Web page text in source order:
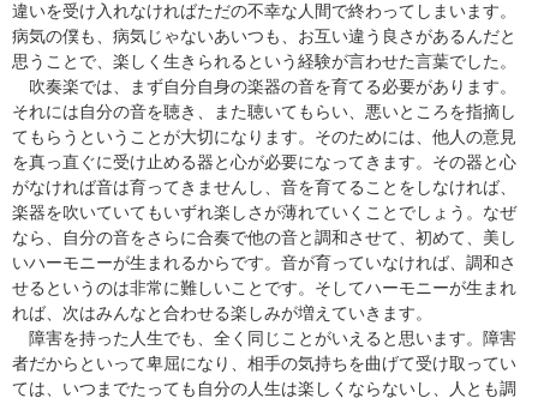
違いを受け入れなければただの不幸な人間で終わってしまいます。
病気の僕も、病気じゃないあいつも、お互い違う良さがあるんだと
思うことで、楽しく生きられるという経験が言わせた言葉でした。
吹奏楽では、まず自分自身の楽器の音を育てる必要があります。
それには自分の音を聴き、また聴いてもらい、悪いところを指摘し
てもらうということが大切になります。そのためには、他人の意見
を真っ直ぐに受け止める器と心が必要になってきます。その器と心
がなければ音は育ってきませんし、音を育てることをしなければ、
楽器を吹いていてもいずれ楽しさが薄れていくことでしょう。なぜ
なら、自分の音をさらに合奏で他の音と調和させて、初めて、美し
いハーモニーが生まれるからです。音が育っていなければ、調和さ
せるというのは非常に難しいことです。そしてハーモニーが生まれ
れば、次はみんなと合わせる楽しみが増えていきます。
障害を持った人生でも、全く同じことがいえると思います。障害
者だからといって卑屈になり、相手の気持ちを曲げて受け取ってい
ては、いつまでたっても自分の人生は楽しくならないし、人とも調